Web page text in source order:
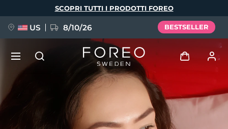
SCOPRI TUTTI I PRODOTTI FOREO
US 8/10/26 BESTSELLER
Accedi
Profilo utente
BREAKING NEWS
Lingua